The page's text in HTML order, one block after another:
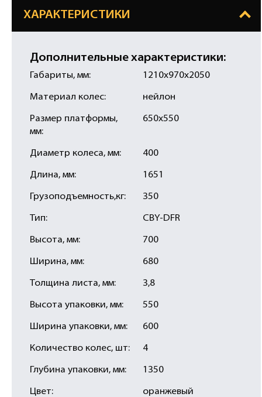
ХАРАКТЕРИСТИКИ
Дополнительные характеристики:
Габариты, мм: 1210х970х2050
Материал колес: нейлон
Размер платформы,
мм:
650х550
Диаметр колеса, мм: 400
Длина, мм: 1651
Грузоподъемность,кг: 350
Тип: CBY-DFR
Высота, мм: 700
Ширина, мм: 680
Толщина листа, мм: 3,8
Высота упаковки, мм: 550
Ширина упаковки, мм: 600
Количество колес, шт: 4
Глубина упаковки, мм: 1350
Цвет: оранжевый